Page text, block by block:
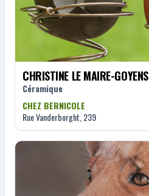
CHRISTINE LE MAIRE-GOYENS
Céramique
CHEZ BERNICOLE
Rue Vanderborght, 239